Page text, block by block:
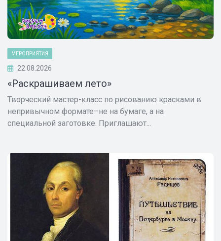
МЕРОПРИЯТИЯ
22.08.2026
«Раскрашиваем лето»
Творческий мастер-класс по рисованию красками в
непривычном формате–не на бумаге, а на
специальной заготовке. Приглашают...